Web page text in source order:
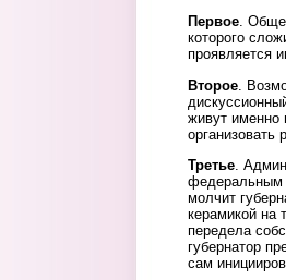
Первое.
которого
проявляется
Второе .
живут именно
организовать
Третье .
федеральным
молчит
керамикой на
передела
губернатор
сам